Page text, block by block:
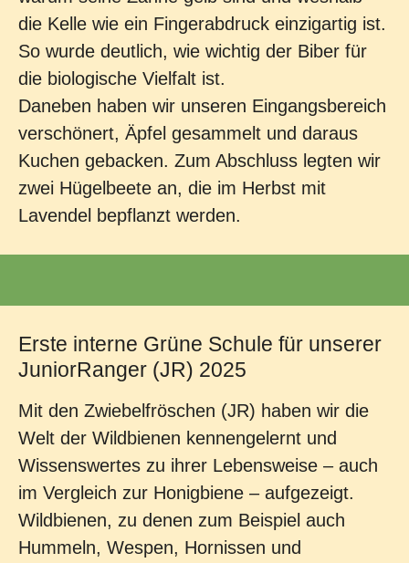
die Kelle wie ein Fingerabdruck einzigartig ist.
So wurde deutlich, wie wichtig der Biber für
die biologische Vielfalt ist.
Daneben haben wir unseren Eingangsbereich
verschönert, Äpfel gesammelt und daraus
Kuchen gebacken. Zum Abschluss legten wir
zwei Hügelbeete an, die im Herbst mit
Lavendel bepflanzt werden.
Erste interne Grüne Schule für unserer
JuniorRanger (JR) 2025
Mit den Zwiebelfröschen (JR) haben wir die
Welt der Wildbienen kennengelernt und
Wissenswertes zu ihrer Lebensweise – auch
im Vergleich zur Honigbiene – aufgezeigt.
Wildbienen, zu denen zum Beispiel auch
Hummeln, Wespen, Hornissen und